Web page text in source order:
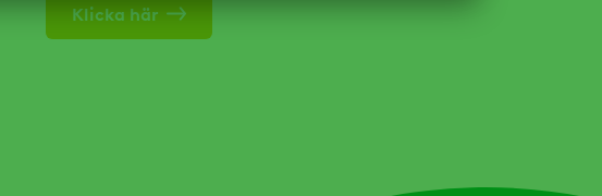
Klicka här